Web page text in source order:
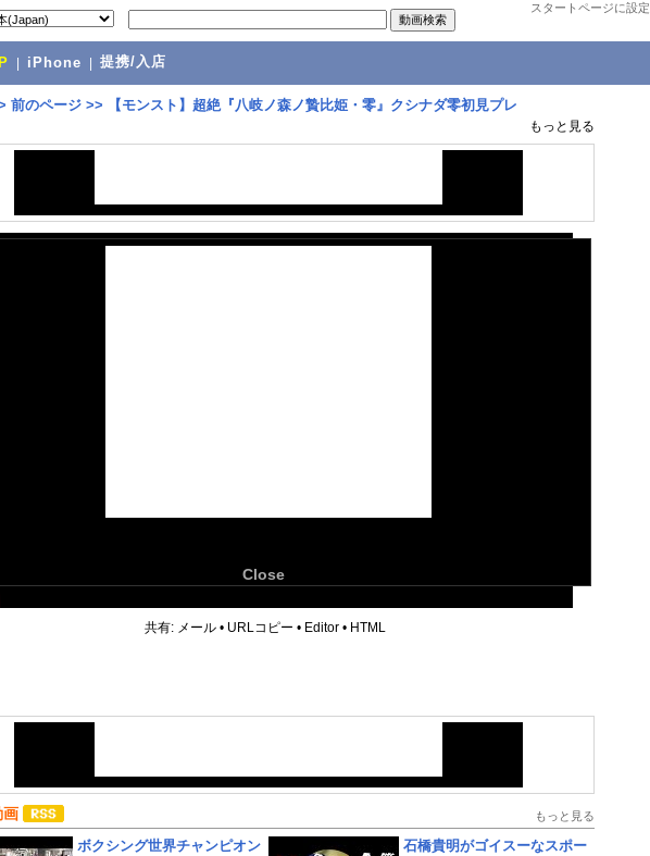
スタートページに設定
iPhone 提携/入店
前のページ >>
【モンスト】超絶『八岐ノ森ノ贄比姫・零』クシナダ零初見プレ
もっと見る
Close
共有: メール • URLコピー • Editor • HTML
画 もっと見る
ボクシング世界チャンピオン
石橋貴明がゴイスーなスポー